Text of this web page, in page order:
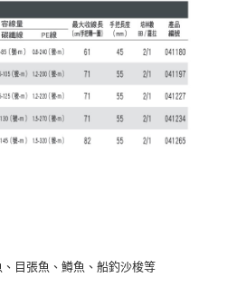
目張魚、鱒魚、船釣沙梭等